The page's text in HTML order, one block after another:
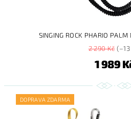
SINGING ROCK PHARIO
2 290 Kč(–13
1 989
DOPRAVA ZDARMA